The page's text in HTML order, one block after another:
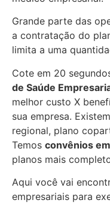
Grande parte das
a contratação do
limita a uma
Cote em 20
de Saúde
melhor custo X
sua empresa.
regional, plano
Temos convênios
planos mais
Aqui você vai
empresariais para